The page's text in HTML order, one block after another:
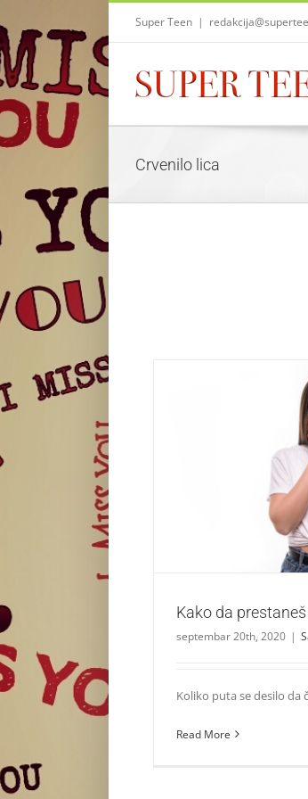
to
content
Super Teen |
Crvenilo lica
Kako da
Kako da
septembar 20th, 2020 |
Koliko puta se desilo da
Read More